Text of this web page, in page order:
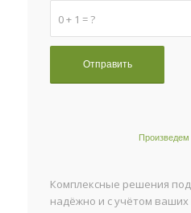
0 + 1 = ?
Комплексные решения
надёжно и с учётом ваших